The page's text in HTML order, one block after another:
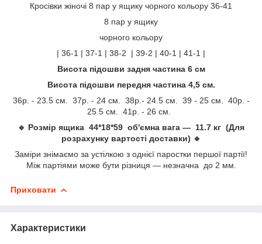
Кросівки жіночі 8 пар у ящику чорного кольору 36-41
8 пар у ящику
чорного кольору
| 36-1 | 37-1 | 38-2 | 39-2 | 40-1 | 41-1 |
Висота підошви задня частина 6 см
Висота підошви передня частина 4,5 см.
36р. - 23.5 см. 37р. - 24 см. 38р.- 24.5 см. 39 - 25 см. 40р. -
25.5 см. 41р. - 26 см.
🔹 Розмір ящика 44*18*59 об'ємна вага — 11.7 кг (Для
розрахунку вартості доставки) 🔹
Заміри знімаємо за устілкою з однієї паростки першої партії!
Між партіями може бути різниця — незначна до 2 мм.
Приховати
Характеристики